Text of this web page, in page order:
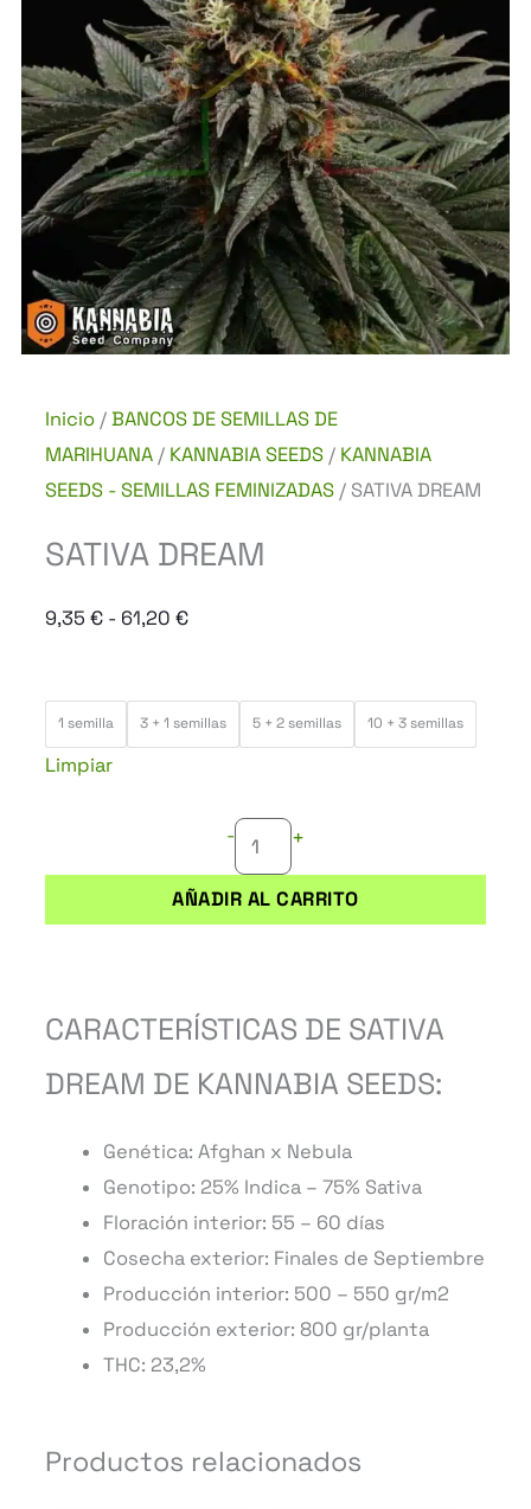
Inicio /BANCOS DE SEMILLAS DE
MARIHUANA / KANNABIA SEEDS / KANNABIA
SEEDS - SEMILLAS FEMINIZADAS / SATIVA DREAM
SATIVA DREAM
9,35 € - 61,20 €Rango
desde
61,20 €
1 semilla 3 + 1 semillas 5 + 2 semillas 10 + 3 semillas
Limpiar
-
SATIVA
DREAM
+
AÑADIR AL CARRITO
CARACTERÍSTICAS DE SATIVA
DREAM DE KANNABIA SEEDS:
Genética: Afghan x Nebula
Genotipo: 25% Indica – 75% Sativa
Floración interior: 55 – 60 días
Cosecha exterior: Finales de Septiembre
Producción interior: 500 – 550 gr/m2
Producción exterior: 800 gr/planta
THC: 23,2%
Productos relacionados